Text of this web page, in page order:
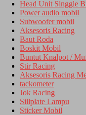
Head Unit Singgle
Power audio mobil
Subwoofer mobil
Aksesoris Racing
Baut Roda
Boskit Mobil
Buntut Knalpot /
Stir Racing
Aksesoris Racing
tackometer
Jok Racing
Sillplate Lampu
Sticker Mobil